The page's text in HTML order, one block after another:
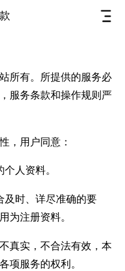
所有。所提供的服务必
服务条款和操作规则严
，用户同意：
人资料。
及时、详尽准确的要
为注册资料。
真实，不合法有效，本
项服务的权利。